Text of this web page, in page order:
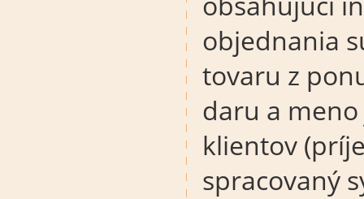
objednania
tovaru z
daru a
klientov
spracovaný